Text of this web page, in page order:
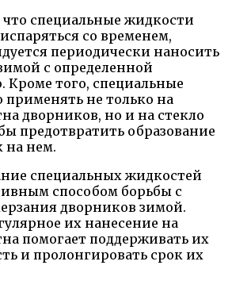
специальные жидкости
со временем,
периодически наносить
с определенной
Кроме того, специальные
не только на
дворников, но и на стекло
предотвратить образование
на нем.
специальных жидкостей
способом борьбы с
дворников зимой.
их нанесение на
помогает поддерживать их
и пролонгировать срок их